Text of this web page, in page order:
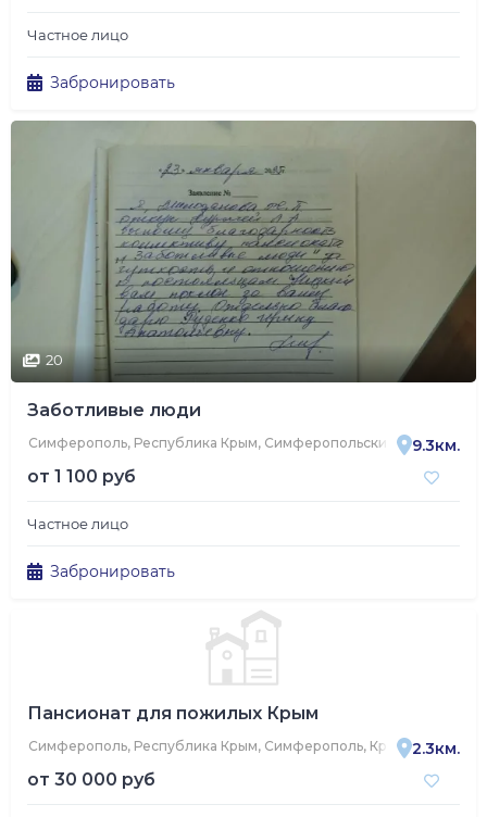
Частное лицо
Забронировать
20
Заботливые люди
Симферополь, Республика Крым, Симферопольский район,9.3км.
от 1 100 руб
Частное лицо
Забронировать
Пансионат для пожилых Крым
Симферополь, Республика Крым, Симферополь, Красная улица, 9
2.3км.
от 30 000 руб